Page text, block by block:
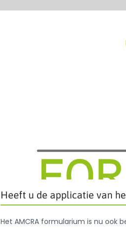
Heeft u de applicatie van
Het AMCRA formularium is nu ook